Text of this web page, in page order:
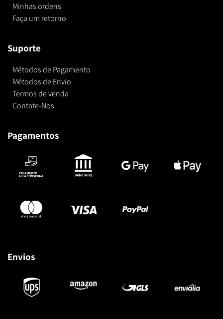
Minhas ordens
Faça um retorno
Suporte
Métodos de Pagamento
Métodos de Envio
Termos de venda
Contate-Nos
Pagamentos
Envios